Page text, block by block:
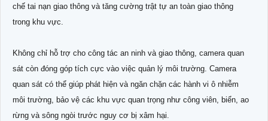
chế tai nạn giao thông và tăng cường trật tự an toàn giao thông
trong khu vực.
Không chỉ hỗ trợ cho công tác an ninh và giao thông, camera quan
sát còn đóng góp tích cực vào việc quản lý môi trường. Camera
quan sát có thể giúp phát hiện và ngăn chặn các hành vi ô nhiễm
môi trường, bảo vệ các khu vực quan trọng như công viên, biển, ao
rừng và sông ngòi trước nguy cơ bị xâm hại.